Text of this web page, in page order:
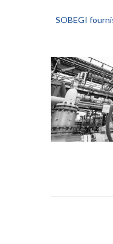
SOBEGI